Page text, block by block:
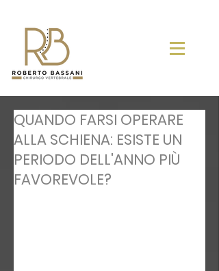
QUANDO FARSI OPERARE
ALLA SCHIENA: ESISTE UN
PERIODO DELL'ANNO PIÙ
FAVOREVOLE?